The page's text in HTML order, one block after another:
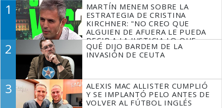
1
MARTÍN MENEM SOBRE LA
ESTRATEGIA DE CRISTINA
KIRCHNER: "NO CREO QUE
ALGUIEN DE AFUERA LE PUEDA
DECIR A LA JUSTICIA LO QUE
TIENE QUE HACER"
2
QUÉ DIJO BARDEM DE LA
INVASIÓN DE CEUTA
3
ALEXIS MAC ALLISTER CUMPLIÓ
Y SE IMPLANTÓ PELO ANTES DE
VOLVER AL FÚTBOL INGLÉS